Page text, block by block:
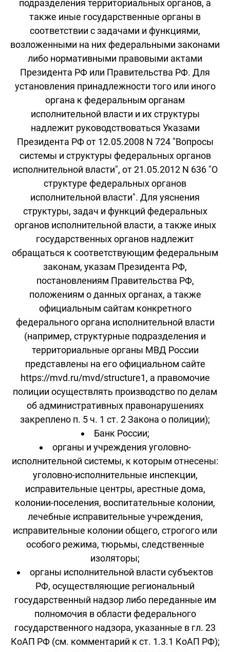
подразделения территориальных органов, а
также иные государственные органы в
соответствии с задачами и функциями,
возложенными на них федеральными законами
либо нормативными правовыми актами
Президента РФ или Правительства РФ. Для
установления принадлежности того или иного
органа к федеральным органам
исполнительной власти и их структуры
надлежит руководствоваться Указами
Президента РФ от 12.05.2008 N 724 "Вопросы
системы и структуры федеральных органов
исполнительной власти", от 21.05.2012 N 636 "О
структуре федеральных органов
исполнительной власти". Для уяснения
структуры, задач и функций федеральных
органов исполнительной власти, а также иных
государственных органов надлежит
обращаться к соответствующим федеральным
законам, указам Президента РФ,
постановлениям Правительства РФ,
положениям о данных органах, а также
официальным сайтам конкретного
федерального органа исполнительной власти
(например, структурные подразделения и
территориальные органы МВД России
представлены на его официальном сайте
https://mvd.ru/mvd/structure1, а правомочие
полиции осуществлять производство по делам
об административных правонарушениях
закреплено п. 5 ч. 1 ст. 2 Закона о полиции);
Банк России;
органы и учреждения уголовно-
исполнительной системы, к которым отнесены:
уголовно-исполнительные инспекции,
исправительные центры, арестные дома,
колонии-поселения, воспитательные колонии,
лечебные исправительные учреждения,
исправительные колонии общего, строгого или
особого режима, тюрьмы, следственные
изоляторы;
органы исполнительной власти субъектов
РФ, осуществляющие региональный
государственный надзор либо переданные им
полномочия в области федерального
государственного надзора, указанные в гл. 23
КоАП РФ (см. комментарий к ст. 1.3.1 КоАП РФ);